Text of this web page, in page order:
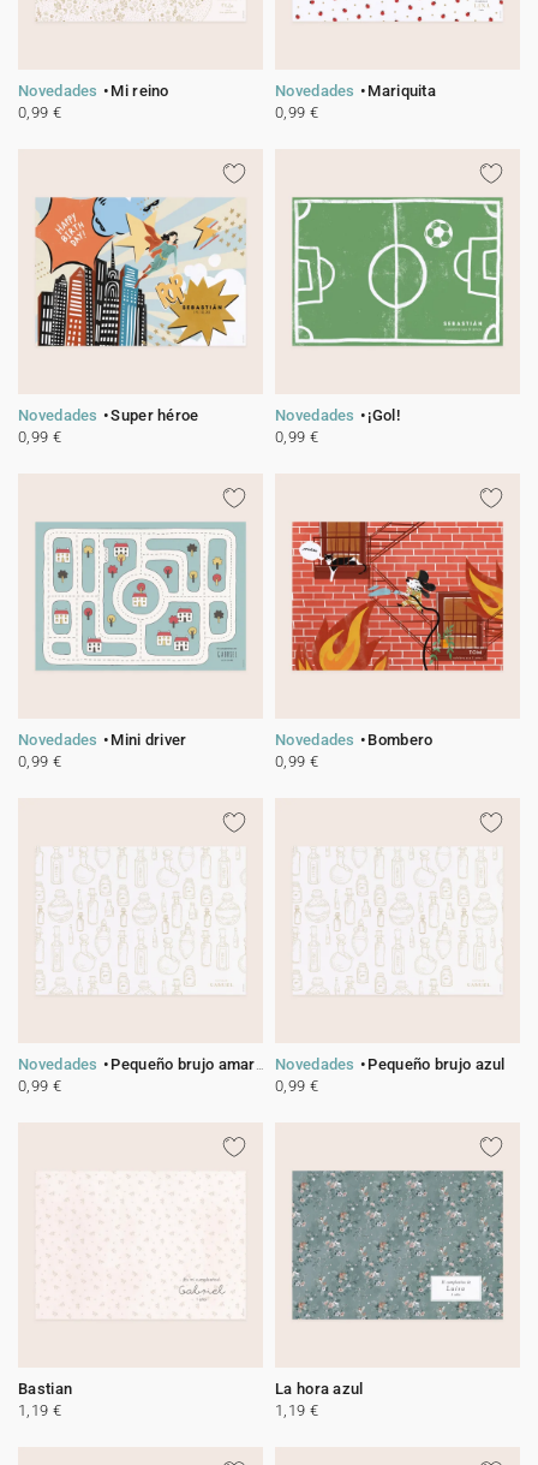
Novedades
Mi reino
0,99 €
Novedades
Mariquita
0,99 €
Novedades
Super héroe
0,99 €
Novedades
¡Gol!
0,99 €
Novedades
Mini driver
0,99 €
Novedades
Bombero
0,99 €
Novedades
Pequeño brujo amarillo
0,99 €
Novedades
Pequeño brujo azul
0,99 €
Bastian
1,19 €
La hora azul
1,19 €